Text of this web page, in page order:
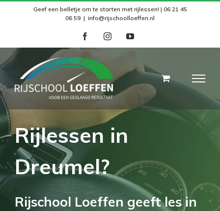
Geef een belletje om te starten met rijlessen! | 06 21 45
06 59 | info@rijschoolloeffen.nl
facebookinstagramyoutube
Rijlessen in
Dreumel?
Rijschool Loeffen geeft les in